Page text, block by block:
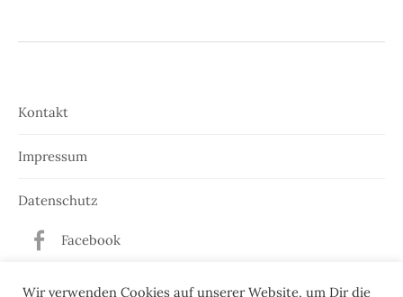
Kontakt
Impressum
Datenschutz
Facebook
Twitter
Wir verwenden Cookies auf unserer Website, um Dir die